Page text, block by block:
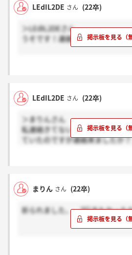
LEdIL2DE さん (22卒)
＞LEdIL2DEさん
うそです！連絡来ました。お祈り
LEdIL2DE さん (22卒)
＞まりんさん
私連絡きてないです！！明日な
ていたのですが連絡来ましたか？
まりん さん (22卒)
祈られました、、?行きたかった